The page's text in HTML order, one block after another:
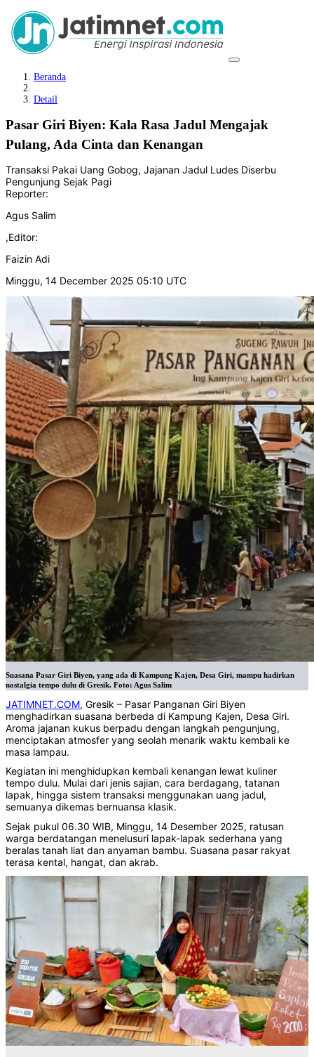
Beranda
Detail
Pasar Giri Biyen: Kala Rasa Jadul Mengajak
Pulang, Ada Cinta dan Kenangan
Transaksi Pakai Uang Gobog, Jajanan Jadul Ludes Diserbu
Pengunjung Sejak Pagi
Reporter:
Agus Salim
,Editor:
Faizin Adi
Minggu, 14 December 2025 05:10 UTC
Suasana Pasar Giri Biyen, yang ada di Kampung Kajen, Desa Giri, mampu hadirkan
nostalgia tempo dulu di Gresik. Foto: Agus Salim
JATIMNET.COM, Gresik – Pasar Panganan Giri Biyen
menghadirkan suasana berbeda di Kampung Kajen, Desa Giri.
Aroma jajanan kukus berpadu dengan langkah pengunjung,
menciptakan atmosfer yang seolah menarik waktu kembali ke
masa lampau.
Kegiatan ini menghidupkan kembali kenangan lewat kuliner
tempo dulu. Mulai dari jenis sajian, cara berdagang, tatanan
lapak, hingga sistem transaksi menggunakan uang jadul,
semuanya dikemas bernuansa klasik.
Sejak pukul 06.30 WIB, Minggu, 14 Desember 2025, ratusan
warga berdatangan menelusuri lapak-lapak sederhana yang
beralas tanah liat dan anyaman bambu. Suasana pasar rakyat
terasa kental, hangat, dan akrab.